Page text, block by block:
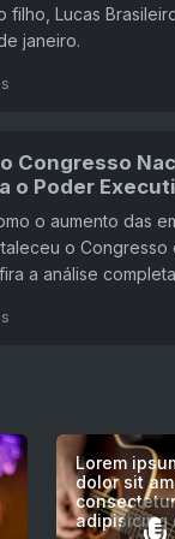
filho, Lucas
janeiro.
Congresso
o Poder
o aumento das
o Congresso
a análise
Lorem
dolor sit
adipisicing